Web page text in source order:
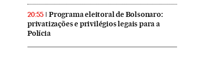
20:55
Programa eleitoral de Bolsonaro:
privatizações e privilégios legais para a
Polícia